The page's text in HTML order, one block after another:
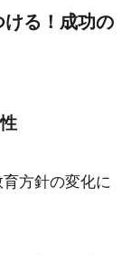
ける！成功の
方針の変化に